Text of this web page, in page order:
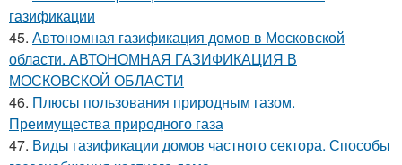
газификации
45. Автономная газификация домов в Московской
области. АВТОНОМНАЯ ГАЗИФИКАЦИЯ В
МОСКОВСКОЙ ОБЛАСТИ
46. Плюсы пользования природным газом.
Преимущества природного газа
47. Виды газификации домов частного сектора. Способы